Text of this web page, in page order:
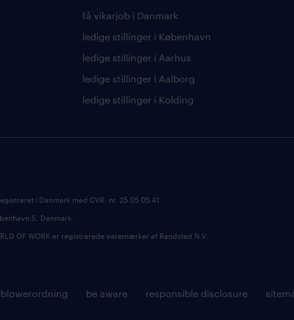
få vikarjob i Danmark
ledige stillinger i København
ledige stillinger i Aarhus
ledige stillinger i Aalborg
ledige stillinger i Kolding
be aware responsible disclosure
i Danmark med CVR. nr. 25 05 05 41.
S, Danmark.
OF WORK er registrerede varemærker af Randstad N.V.